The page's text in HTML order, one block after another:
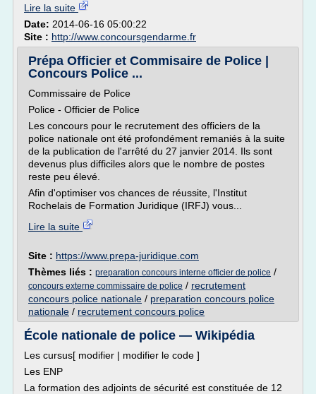
Lire la suite
Date: 2014-06-16 05:00:22
Site : http://www.concoursgendarme.fr
Prépa Officier et Commisaire de Police |
Concours Police ...
Commissaire de Police
Police - Officier de Police
Les concours pour le recrutement des officiers de la
police nationale ont été profondément remaniés à la suite
de la publication de l'arrêté du 27 janvier 2014. Ils sont
devenus plus difficiles alors que le nombre de postes
reste peu élevé.
Afin d'optimiser vos chances de réussite, l'Institut
Rochelais de Formation Juridique (IRFJ) vous...
Lire la suite
Site : https://www.prepa-juridique.com
Thèmes liés : preparation concours interne officier de police /
concours externe commissaire de police / recrutement
concours police nationale / preparation concours police
nationale / recrutement concours police
École nationale de police — Wikipédia
Les cursus[ modifier | modifier le code ]
Les ENP
La formation des adjoints de sécurité est constituée de 12